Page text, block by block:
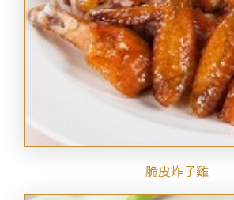
脆皮炸子雞